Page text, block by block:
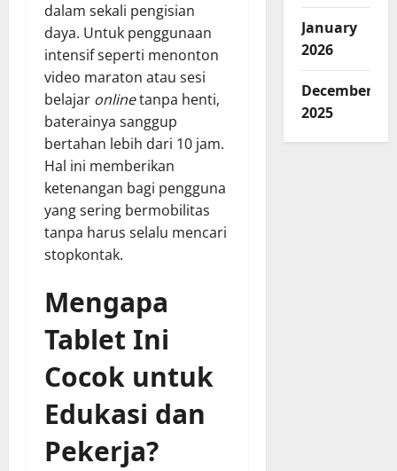
dalam sekali pengisian
daya. Untuk penggunaan
intensif seperti menonton
video maraton atau sesi
belajar onlinetanpa henti,
baterainya sanggup
bertahan lebih dari 10 jam.
Hal ini memberikan
ketenangan bagi pengguna
yang sering bermobilitas
tanpa harus selalu mencari
stopkontak.
Mengapa
Tablet Ini
Cocok untuk
Edukasi dan
Pekerja?
January
2026
December
2025